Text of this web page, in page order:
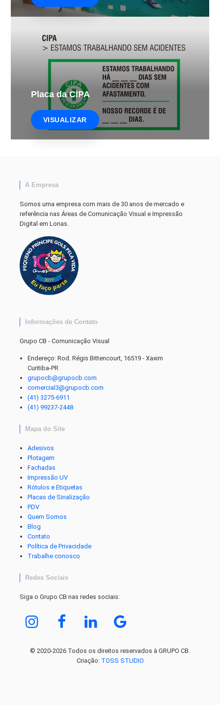
Placa da CIPA
VISUALIZAR
A Empresa
Somos uma empresa com mais de 30 anos de mercado e
referência nas Áreas de Comunicação Visual e Impressão
Digital em Lonas.
Informações de Contato
Grupo CB - Comunicação Visual
Endereço: Rod. Régis Bittencourt, 16519 - Xaxim
Curitiba-PR
grupocb@grupocb.com
comercial3@grupocb.com
(41) 3275-6911
(41) 99237-2448
Mapa do Site
Adesivos
Plotagem
Fachadas
Impressão UV
Rótulos e Etiquetas
Placas de Sinalização
PDV
Quem Somos
Blog
Contato
Política de Privacidade
Trabalhe conosco
Redes Sociais
Siga o Grupo CB nas redes sociais:
© 2020-2026 Todos os direitos reservados à GRUPO CB.
Criação: TOSS STUDIO